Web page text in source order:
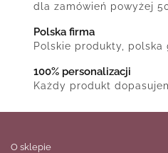
dla zamówień powyżej
Polska firma
Polskie produkty, polska
100% personalizacji
Każdy produkt
O sklepie